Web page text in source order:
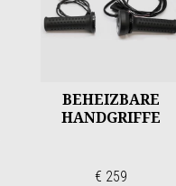
BEHEIZBARE
HANDGRIFFE
€ 259